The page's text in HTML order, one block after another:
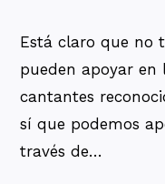
Está claro que no
pueden apoyar
cantantes
sí que podemos
través de…